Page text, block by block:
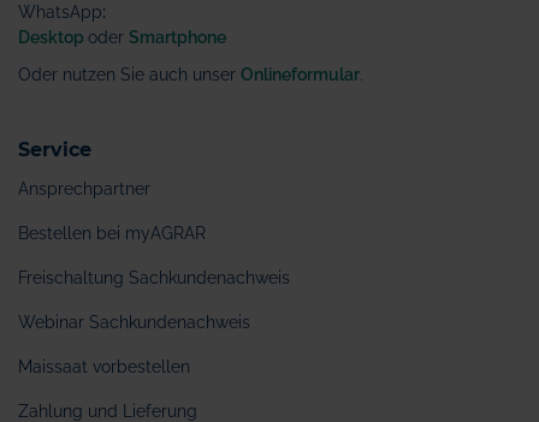
WhatsApp:
Desktop oder Smartphone
Oder nutzen Sie auch unser Onlineformular
Service
Ansprechpartner
Bestellen bei myAGRAR
Freischaltung Sachkundenachweis
Webinar Sachkundenachweis
Maissaat vorbestellen
Zahlung und Lieferung